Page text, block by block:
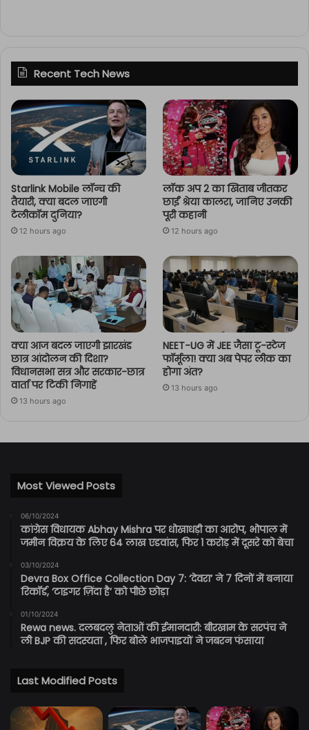
Recent Tech News
Starlink Mobile लॉन्च की
तैयारी, क्या बदल जाएगी
टेलीकॉम दुनिया?
12 hours ago
लॉक अप 2 का खिताब जीतकर
छाईं श्रेया कालरा, जानिए उनकी
पूरी कहानी
12 hours ago
क्या आज बदल जाएगी झारखंड
छात्र आंदोलन की दिशा?
विधानसभा सत्र और सरकार-छात्र
वार्ता पर टिकी निगाहें
13 hours ago
NEET-UG में JEE जैसा टू-स्टेज
फॉर्मूला! क्या अब पेपर लीक का
होगा अंत?
13 hours ago
Most Viewed Posts
06/10/2024
कांग्रेस विधायक Abhay Mishra पर धोखाधड़ी का आरोप, भोपाल में
जमीन विक्रय के लिए 64 लाख एडवांस, फिर 1 करोड़ में दूसरे को बेचा
03/10/2024
Devra Box Office Collection Day 7: ‘देवरा’ ने 7 दिनों में बनाया
रिकॉर्ड, ‘टाइगर ज़िंदा है’ को पीछे छोड़ा
01/10/2024
Rewa news. दलबदलु नेताओं की ईमानदारी: बीरखाम के सरपंच ने
ली BJP की सदस्यता , फिर बोले भाजपाइयों ने जबरन फंसाया
Last Modified Posts